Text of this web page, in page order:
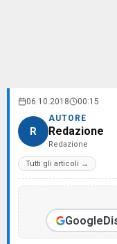
06.10.2018 00:15
R
AUTORE
Redazione
Redazione
Tutti gli articoli →
Google